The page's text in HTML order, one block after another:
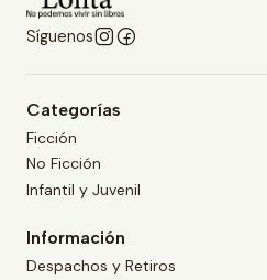
Síguenos
Categorías
Ficción
No Ficción
Infantil y Juvenil
Información
Despachos y Retiros